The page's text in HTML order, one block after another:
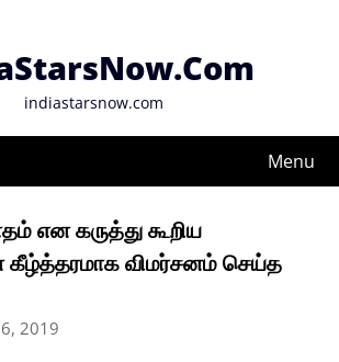
indiastarsnow.com
Menu
என கருத்து கூறிய
விமர்சனம் செய்த
2019